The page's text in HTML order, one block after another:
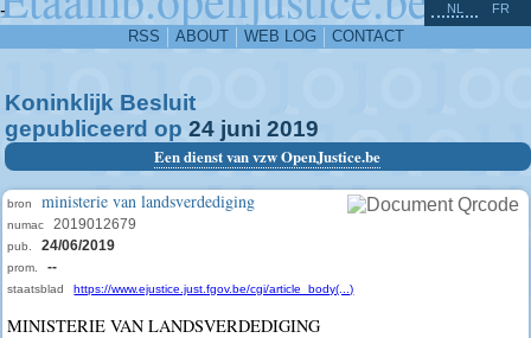
-
RSS ABOUT WEB LOG CONTACT
NL FR
Koninklijk Besluit
gepubliceerd op 24 juni 2019
Een dienst van vzw OpenJustice.be
bron ministerie van landsverdediging
numac 2019012679
pub. 24/06/2019
prom. --
staatsblad https://www.ejustice.just.fgov.be/cgi/article_body(...)
MINISTERIE VAN LANDSVERDEDIGING
^